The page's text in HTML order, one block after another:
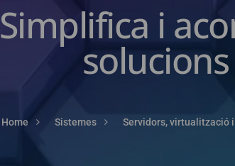
Simplifica i
solucions
Home Sistemes Servidors, virtualització